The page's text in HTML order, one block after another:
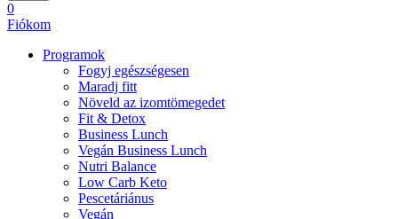
0
Fiókom
Programok
Fogyj egészségesen
Maradj fitt
Növeld az izomtömegedet
Fit & Detox
Business Lunch
Vegán Business Lunch
Nutri Balance
Low Carb Keto
Pescetáriánus
Vegán